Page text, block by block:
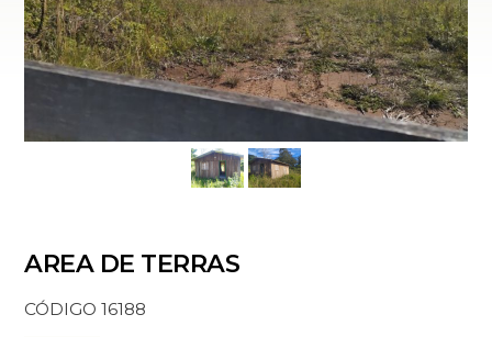
AREA DE TERRAS
CÓDIGO 16188